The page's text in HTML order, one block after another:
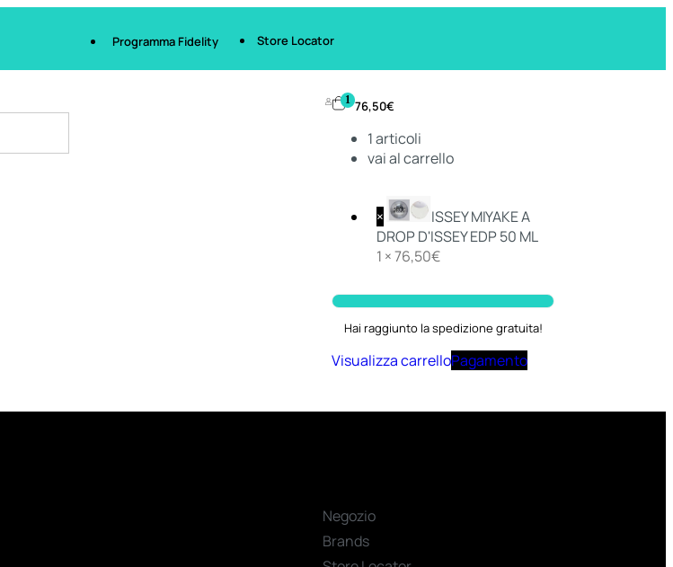
Programma Fidelity Store Locator
1 76,50€
1articoli
vai al carrello
×
ISSEY MIYAKE A
DROP D'ISSEY EDP 50 ML
1 ×76,50€
Hai raggiunto la spedizione gratuita!
Visualizza carrelloPagamento
Negozio
Brands